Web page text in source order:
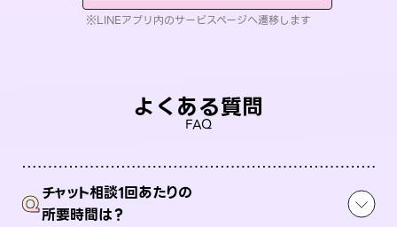
※LINEアプリ内のサービスページへ遷移します
よくある質問
FAQ
Qチャット相談1回あたりの
所要時間は？